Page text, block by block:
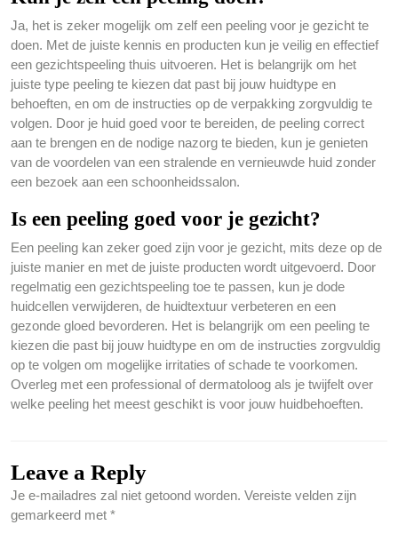
Ja, het is zeker mogelijk om zelf een peeling voor je gezicht te
doen. Met de juiste kennis en producten kun je veilig en effectief
een gezichtspeeling thuis uitvoeren. Het is belangrijk om het
juiste type peeling te kiezen dat past bij jouw huidtype en
behoeften, en om de instructies op de verpakking zorgvuldig te
volgen. Door je huid goed voor te bereiden, de peeling correct
aan te brengen en de nodige nazorg te bieden, kun je genieten
van de voordelen van een stralende en vernieuwde huid zonder
een bezoek aan een schoonheidssalon.
Is een peeling goed voor je gezicht?
Een peeling kan zeker goed zijn voor je gezicht, mits deze op de
juiste manier en met de juiste producten wordt uitgevoerd. Door
regelmatig een gezichtspeeling toe te passen, kun je dode
huidcellen verwijderen, de huidtextuur verbeteren en een
gezonde gloed bevorderen. Het is belangrijk om een peeling te
kiezen die past bij jouw huidtype en om de instructies zorgvuldig
op te volgen om mogelijke irritaties of schade te voorkomen.
Overleg met een professional of dermatoloog als je twijfelt over
welke peeling het meest geschikt is voor jouw huidbehoeften.
Leave a Reply
Je e-mailadres zal niet getoond worden. Vereiste velden zijn
gemarkeerd met *